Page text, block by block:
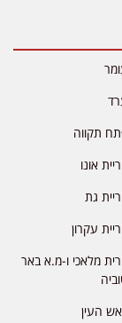
תקווה
אונו
גת
עקרון
מלאכי ו-מ.א באר
העין